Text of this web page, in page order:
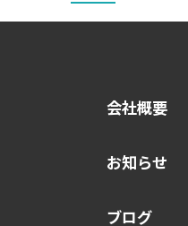
会社概要
お知らせ
ブログ